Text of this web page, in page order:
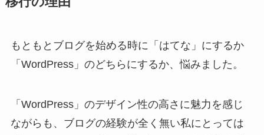
もともとブログを始める時に「はてな」にするか
「WordPress」のどちらにするか、悩みました。
「WordPress」のデザイン性の高さに魅力を感じ
ながらも、ブログの経験が全く無い私にとっては